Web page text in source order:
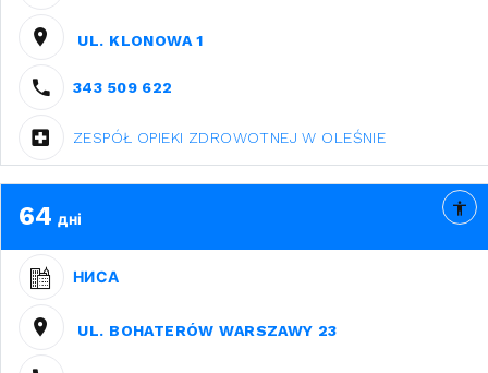
UL. KLONOWA 1
343 509 622
ZESPÓŁ OPIEKI ZDROWOTNEJ W OLEŚNIE
64 дні
НИСА
UL. BOHATERÓW WARSZAWY 23